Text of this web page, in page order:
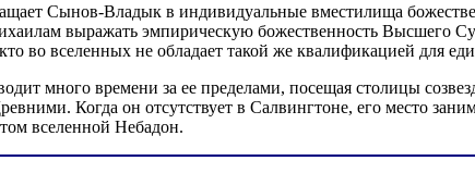
Сынов-Владык в индивидуальные вместилища
выражать эмпирическую божественность Высшего
во вселенных не обладает такой же квалификацией для
много времени за ее пределами, посещая столицы
Когда он отсутствует в Салвингтоне, его место
вселенной Небадон.